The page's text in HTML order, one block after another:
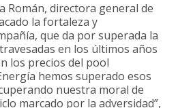
Román, directora general de
la fortaleza y
que da por superada la
en los últimos años
los precios del pool
hemos superado esos
nuestra moral de
marcado por la adversidad”,